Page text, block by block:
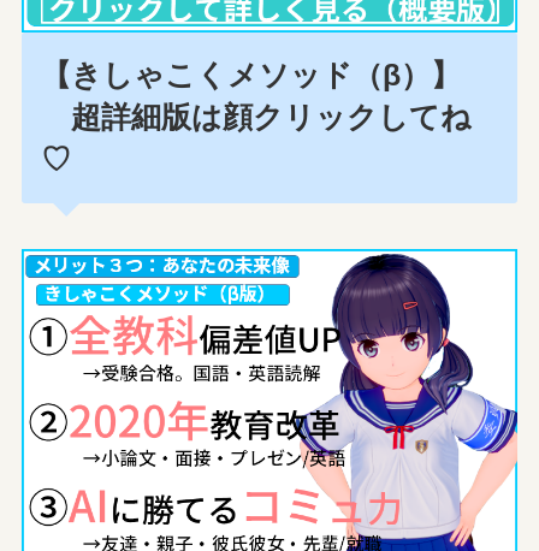
【きしゃこくメソッド（β）】
超詳細版は顔クリックしてね
♡